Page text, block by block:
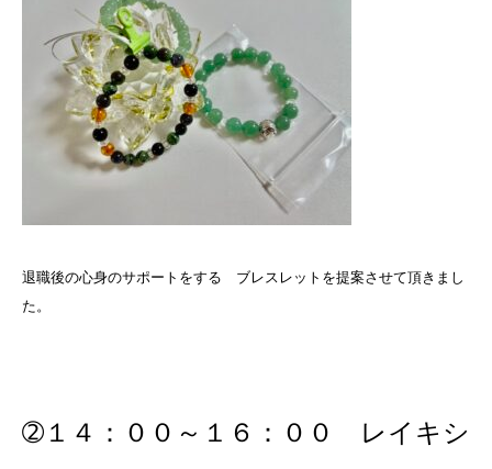
退職後の心身のサポートをする ブレスレットを提案させて頂きまし
た。
➁１４：００～１６：００ レイキシ